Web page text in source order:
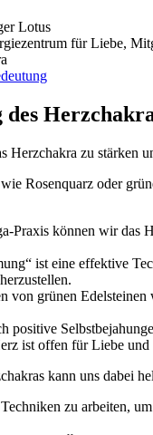
Lotus
für Liebe,
Herzchakra zu stärken
Rosenquarz oder
Praxis können wir das
ist eine effektive
von grünen
positive
ist offen für Liebe
kann uns dabei
zu arbeiten,